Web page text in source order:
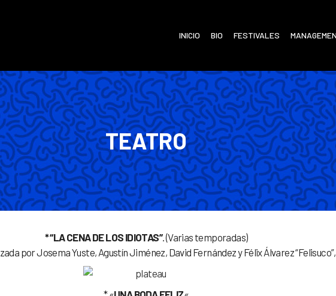
INICIO BIO FESTIVALES
TEATRO
* “LA CENA DE LOS IDIOTAS”. (Varias temporadas)
por Josema Yuste, Agustín Jiménez, David Fernández y Félix Álvarez